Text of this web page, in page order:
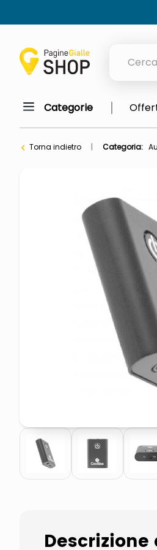
meme
italia
airpods
Categorie
Torna indietro Categoria: